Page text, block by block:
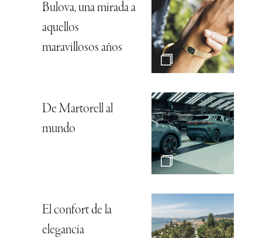
Bulova, una mirada a
aquellos
maravillosos años
De Martorell al
mundo
El confort de la
elegancia